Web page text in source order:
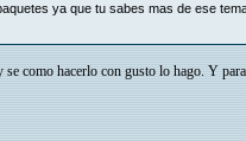
ya que tu sabes mas de ese
como hacerlo con gusto lo hago. Y